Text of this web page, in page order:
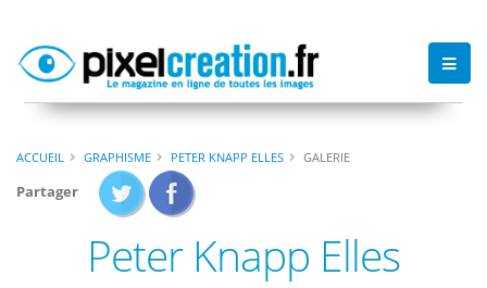
ACCUEIL GRAPHISME PETER KNAPP ELLES GALERIE
Partager
Peter Knapp Elles